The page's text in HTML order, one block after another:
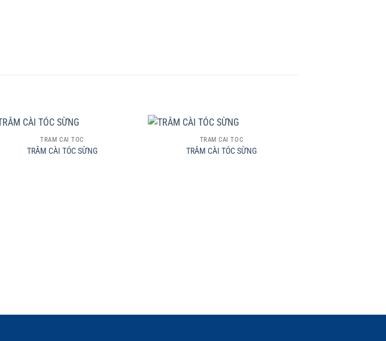
+
TRÂM CÀI TÓC
TRÂM CÀI TÓC SỪNG
+
TRÂM CÀI TÓC
TRÂM CÀI TÓC SỪNG